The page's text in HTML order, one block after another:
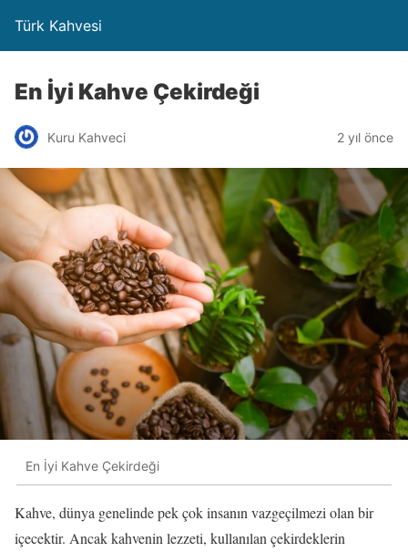
Türk Kahvesi
En İyi Kahve Çekirdeği
Kuru Kahveci 2 yıl önce
En İyi Kahve Çekirdeği
Kahve, dünya genelinde pek çok insanın vazgeçilmezi olan bir
içecektir. Ancak kahvenin lezzeti, kullanılan çekirdeklerin